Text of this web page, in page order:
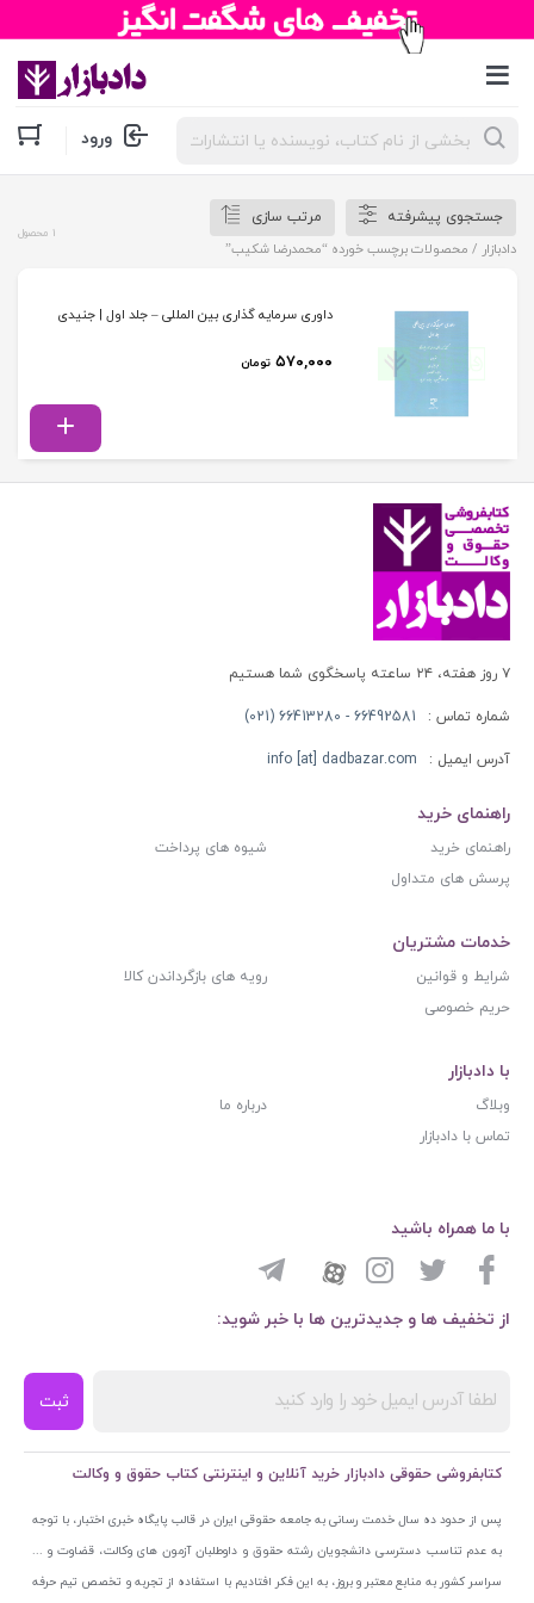
جستجوی
محصولات ورود
جستجوی پیشرفته
مرتب سازی
دادبازار / محصولات برچسب خورده “محمدرضا شکیب”
1 محصول
داوری سرمایه گذاری بین المللی – جلد اول | جنیدی
۵۷۰,۰۰۰ تومان
۷ روز هفته، ۲۴ ساعته پاسخگوی شما هستیم
شماره تماس : 66492581 - 66413280 (021)
آدرس ایمیل : info [at] dadbazar.com
راهنمای خرید
راهنمای خرید
شیوه های پرداخت
پرسش های متداول
خدمات مشتریان
شرایط و قوانین
رویه های بازگرداندن کالا
حریم خصوصی
با دادبازار
وبلاگ
درباره ما
تماس با دادبازار
از تخفیف ها و جدیدترین ها با خبر شوید:
ثبت
با ما همراه باشید
کتابفروشی حقوقی دادبازار خرید آنلاین و اینترنتی کتاب حقوق و وکالت
پس از حدود ده سال خدمت رسانی به جامعه حقوقی ایران در قالب پایگاه خبری اختبار، با توجه
به عدم تناسب دسترسی دانشجویان رشته حقوق و داوطلبان آزمون های وکالت، قضاوت و ...
سراسر کشور به منابع معتبر و بروز، به این فکر افتادیم با استفاده از تجربه و تخصص تیم حرفه